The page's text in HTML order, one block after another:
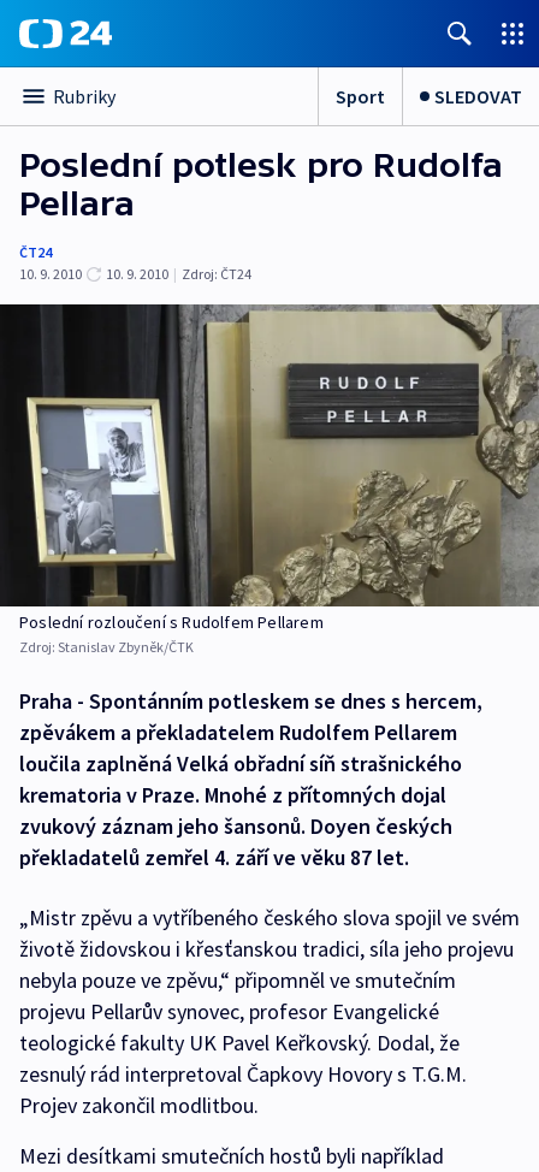
Rubriky Sport SLEDOVAT
Poslední potlesk pro Rudolfa
Pellara
ČT24
10. 9. 2010
10. 9. 2010 | Zdroj: ČT24
Poslední rozloučení s Rudolfem Pellarem
Zdroj: Stanislav Zbyněk/ČTK
Praha - Spontánním potleskem se dnes s hercem,
zpěvákem a překladatelem Rudolfem Pellarem
loučila zaplněná Velká obřadní síň strašnického
krematoria v Praze. Mnohé z přítomných dojal
zvukový záznam jeho šansonů. Doyen českých
překladatelů zemřel 4. září ve věku 87 let.
„Mistr zpěvu a vytříbeného českého slova spojil ve svém
životě židovskou i křesťanskou tradici, síla jeho projevu
nebyla pouze ve zpěvu,“ připomněl ve smutečním
projevu Pellarův synovec, profesor Evangelické
teologické fakulty UK Pavel Keřkovský. Dodal, že
zesnulý rád interpretoval Čapkovy Hovory s T.G.M.
Projev zakončil modlitbou.
Mezi desítkami smutečních hostů byli například